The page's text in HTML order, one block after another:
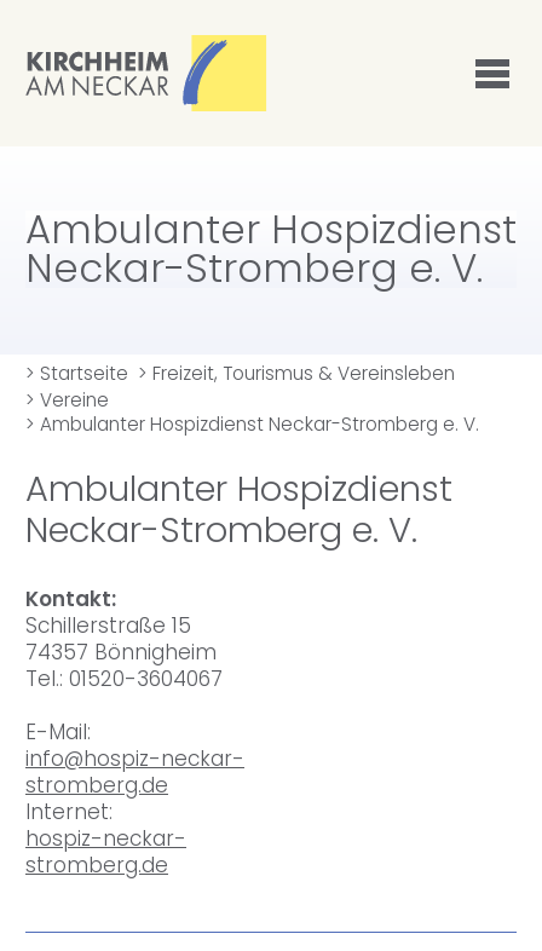
Ambulanter Hospizdienst
Neckar-Stromberg e. V.
> Startseite > Freizeit, Tourismus & Vereinsleben
> Vereine
> Ambulanter Hospizdienst Neckar-Stromberg e. V.
Ambulanter Hospizdienst
Neckar-Stromberg e. V.
Kontakt:
Schillerstraße 15
74357 Bönnigheim
Tel.: 01520-3604067
E-Mail:
info@hospiz-neckar-
stromberg.de
Internet:
hospiz-neckar-
stromberg.de